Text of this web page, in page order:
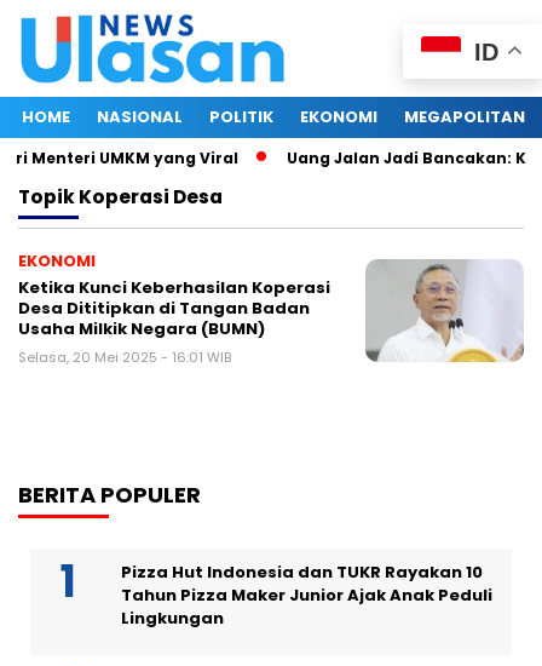
HOME NASIONAL POLITIK EKONOMI MEGAPOLITAN
Menteri UMKM yang Viral Uang Jalan Jadi Bancakan:
TopikKoperasi Desa
EKONOMI
Ketika Kunci Keberhasilan Koperasi
Desa Dititipkan di Tangan Badan
Usaha Milkik Negara (BUMN)
Selasa, 20 Mei 2025 - 16:01 WIB
BERITA POPULER
Pizza Hut Indonesia dan TUKR Rayakan 10
Tahun Pizza Maker Junior Ajak Anak Peduli
Lingkungan
ID